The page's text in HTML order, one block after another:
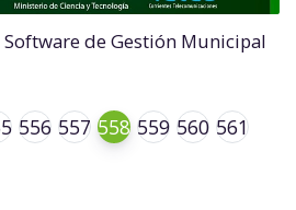
de Gestión Municipal
556 557 558 559 560 561